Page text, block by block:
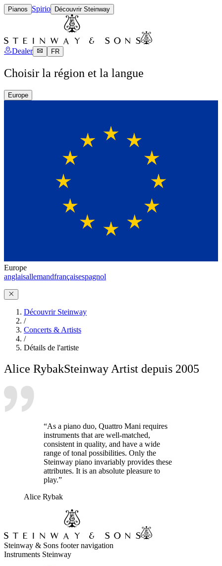
Pianos Spirio Découvrir Steinway
Dealer FR
Choisir la région et la langue
Europe
Europe
anglaisallemandfrançaisespagnol
Découvrir Steinway
/
Concerts & Artists
/
Détails de l'artiste
Alice RybakSteinway Artist depuis 2005
“As a piano duo, Quattro Mani requires
instruments that are well-matched,
consistent in quality, and have a wide
range of tonal possibilities. Only the
Steinway piano invariably provides these
attributes. It is an absolute pleasure to
play.”
Alice Rybak
Steinway & Sons footer navigation
Instruments Steinway